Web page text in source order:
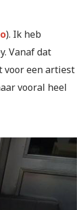
). Ik heb
Vanaf dat
voor een artiest
vooral heel